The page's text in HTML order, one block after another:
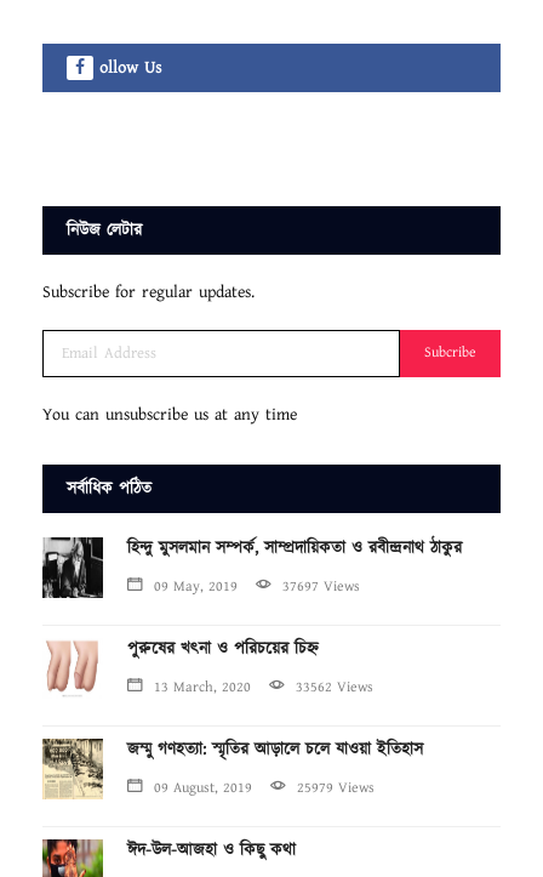
ollow Us
নিউজ লেটার
Subscribe for regular updates.
Subcribe
You can unsubscribe us at any time
সর্বাধিক পঠিত
হিন্দু মুসলমান সম্পর্ক, সাম্প্রদায়িকতা ও রবীন্দ্রনাথ ঠাকুর
09 May, 2019 37697 Views
পুরুষের খৎনা ও পরিচয়ের চিহ্ন
13 March, 2020 33562 Views
জম্মু গণহত্যা: স্মৃতির আড়ালে চলে যাওয়া ইতিহাস
09 August, 2019 25979 Views
ঈদ-উল-আজহা ও কিছু কথা